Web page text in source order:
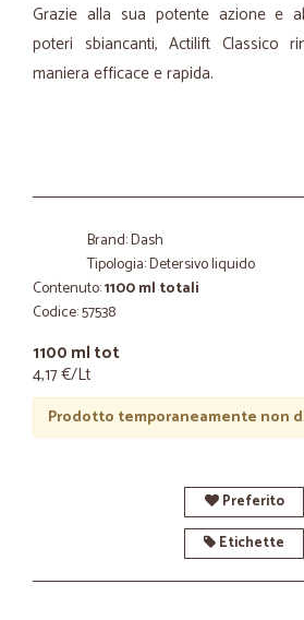
Grazie alla sua potente azione e
poteri sbiancanti,Actilift Classico
maniera efficace e rapida.
Brand: Dash
Tipologia: Detersivo liquido
Contenuto:1100 ml totali
Codice: 57538
1100 ml tot
4,17 €/Lt
Prodotto temporaneamente non
Preferito
Etichette